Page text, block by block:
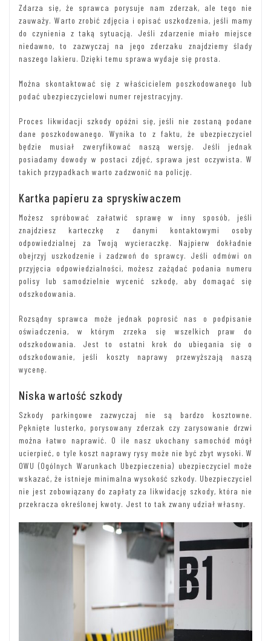
Zdarza się, że sprawca porysuje nam zderzak, ale tego nie
zauważy. Warto zrobić zdjęcia i opisać uszkodzenia, jeśli mamy
do czynienia z taką sytuacją. Jeśli zdarzenie miało miejsce
niedawno, to zazwyczaj na jego zderzaku znajdziemy ślady
naszego lakieru. Dzięki temu sprawa wydaje się prosta.
Można skontaktować się z właścicielem poszkodowanego lub
podać ubezpieczycielowi numer rejestracyjny.
Proces likwidacji szkody opóźni się, jeśli nie zostaną podane
dane poszkodowanego. Wynika to z faktu, że ubezpieczyciel
będzie musiał zweryfikować naszą wersję. Jeśli jednak
posiadamy dowody w postaci zdjęć, sprawa jest oczywista. W
takich przypadkach warto zadzwonić na policję.
Kartka papieru za spryskiwaczem
Możesz spróbować załatwić sprawę w inny sposób, jeśli
znajdziesz karteczkę z danymi kontaktowymi osoby
odpowiedzialnej za Twoją wycieraczkę. Najpierw dokładnie
obejrzyj uszkodzenie i zadzwoń do sprawcy. Jeśli odmówi on
przyjęcia odpowiedzialności, możesz zażądać podania numeru
polisy lub samodzielnie wycenić szkodę, aby domagać się
odszkodowania.
Rozsądny sprawca może jednak poprosić nas o podpisanie
oświadczenia, w którym zrzeka się wszelkich praw do
odszkodowania. Jest to ostatni krok do ubiegania się o
odszkodowanie, jeśli koszty naprawy przewyższają naszą
wycenę.
Niska wartość szkody
Szkody parkingowe zazwyczaj nie są bardzo kosztowne.
Pęknięte lusterko, porysowany zderzak czy zarysowanie drzwi
można łatwo naprawić. O ile nasz ukochany samochód mógł
ucierpieć, o tyle koszt naprawy rysy może nie być zbyt wysoki. W
OWU (Ogólnych Warunkach Ubezpieczenia) ubezpieczyciel może
wskazać, że istnieje minimalna wysokość szkody. Ubezpieczyciel
nie jest zobowiązany do zapłaty za likwidację szkody, która nie
przekracza określonej kwoty. Jest to tak zwany udział własny.